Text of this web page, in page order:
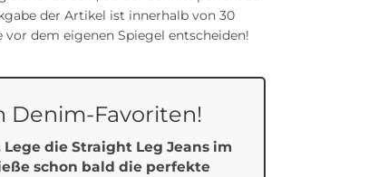
der Artikel ist innerhalb von 30
dem eigenen Spiegel entscheiden!
Denim-Favoriten!
die Straight Leg Jeans im
schon bald die perfekte